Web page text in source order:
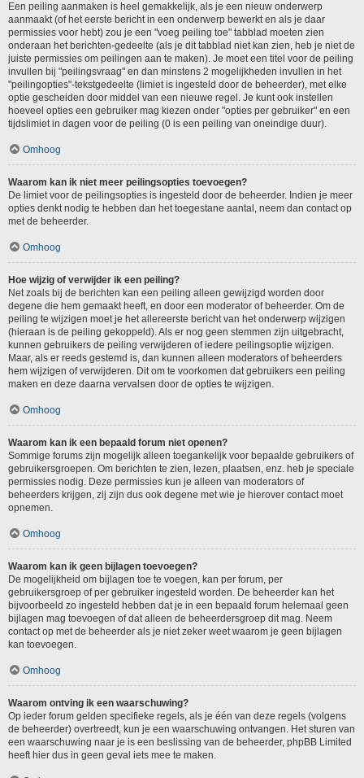
Een peiling aanmaken is heel gemakkelijk, als je een nieuw onderwerp
aanmaakt (of het eerste bericht in een onderwerp bewerkt en als je daar
permissies voor hebt) zou je een "voeg peiling toe" tabblad moeten zien
onderaan het berichten-gedeelte (als je dit tabblad niet kan zien, heb je niet de
juiste permissies om peilingen aan te maken). Je moet een titel voor de peiling
invullen bij "peilingsvraag" en dan minstens 2 mogelijkheden invullen in het
"peilingopties"-tekstgedeelte (limiet is ingesteld door de beheerder), met elke
optie gescheiden door middel van een nieuwe regel. Je kunt ook instellen
hoeveel opties een gebruiker mag kiezen onder "opties per gebruiker" en een
tijdslimiet in dagen voor de peiling (0 is een peiling van oneindige duur).
Omhoog
Waarom kan ik niet meer peilingsopties toevoegen?
De limiet voor de peilingsopties is ingesteld door de beheerder. Indien je meer
opties denkt nodig te hebben dan het toegestane aantal, neem dan contact op
met de beheerder.
Omhoog
Hoe wijzig of verwijder ik een peiling?
Net zoals bij de berichten kan een peiling alleen gewijzigd worden door
degene die hem gemaakt heeft, en door een moderator of beheerder. Om de
peiling te wijzigen moet je het allereerste bericht van het onderwerp wijzigen
(hieraan is de peiling gekoppeld). Als er nog geen stemmen zijn uitgebracht,
kunnen gebruikers de peiling verwijderen of iedere peilingsoptie wijzigen.
Maar, als er reeds gestemd is, dan kunnen alleen moderators of beheerders
hem wijzigen of verwijderen. Dit om te voorkomen dat gebruikers een peiling
maken en deze daarna vervalsen door de opties te wijzigen.
Omhoog
Waarom kan ik een bepaald forum niet openen?
Sommige forums zijn mogelijk alleen toegankelijk voor bepaalde gebruikers of
gebruikersgroepen. Om berichten te zien, lezen, plaatsen, enz. heb je speciale
permissies nodig. Deze permissies kun je alleen van moderators of
beheerders krijgen, zij zijn dus ook degene met wie je hierover contact moet
opnemen.
Omhoog
Waarom kan ik geen bijlagen toevoegen?
De mogelijkheid om bijlagen toe te voegen, kan per forum, per
gebruikersgroep of per gebruiker ingesteld worden. De beheerder kan het
bijvoorbeeld zo ingesteld hebben dat je in een bepaald forum helemaal geen
bijlagen mag toevoegen of dat alleen de beheerdersgroep dit mag. Neem
contact op met de beheerder als je niet zeker weet waarom je geen bijlagen
kan toevoegen.
Omhoog
Waarom ontving ik een waarschuwing?
Op ieder forum gelden specifieke regels, als je één van deze regels (volgens
de beheerder) overtreedt, kun je een waarschuwing ontvangen. Het sturen van
een waarschuwing naar je is een beslissing van de beheerder, phpBB Limited
heeft hier dus in geen geval iets mee te maken.